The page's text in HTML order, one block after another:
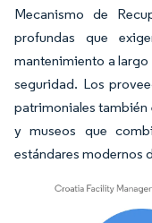
Mecanismo de
profundas que
mantenimiento a
seguridad. Los
patrimoniales
y museos que
estándares modernos